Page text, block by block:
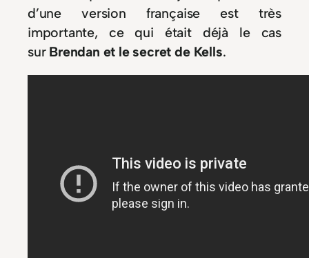
d’une version française est très
importante, ce qui était déjà le cas
sur Brendan et le secret de Kells.